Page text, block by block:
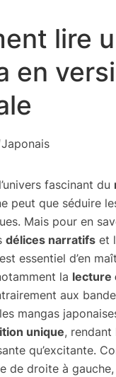
lire
en
Japonais
fascinant du
peut que séduire
Mais pour en
délices narratifs et
essentiel d’en
la lecture
aux
mangas
unique, rendant
qu’excitante.
de droite à